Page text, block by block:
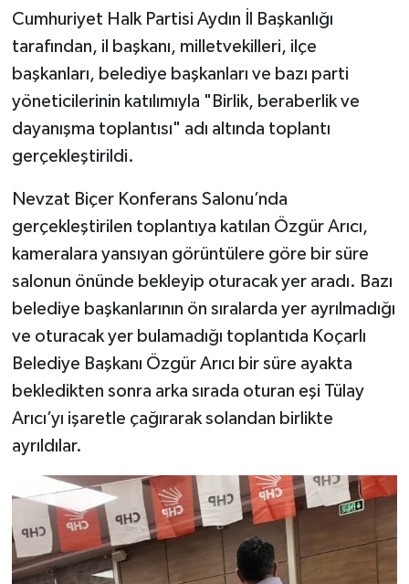
Cumhuriyet Halk Partisi Aydın İl Başkanlığı
tarafından, il başkanı, milletvekilleri, ilçe
başkanları, belediye başkanları ve bazı parti
yöneticilerinin katılımıyla "Birlik, beraberlik ve
dayanışma toplantısı" adı altında toplantı
gerçekleştirildi.
Nevzat Biçer Konferans Salonu’nda
gerçekleştirilen toplantıya katılan Özgür Arıcı,
kameralara yansıyan görüntülere göre bir süre
salonun önünde bekleyip oturacak yer aradı. Bazı
belediye başkanlarının ön sıralarda yer ayrılmadığı
ve oturacak yer bulamadığı toplantıda Koçarlı
Belediye Başkanı Özgür Arıcı bir süre ayakta
bekledikten sonra arka sırada oturan eşi Tülay
Arıcı’yı işaretle çağırarak solandan birlikte
ayrıldılar.